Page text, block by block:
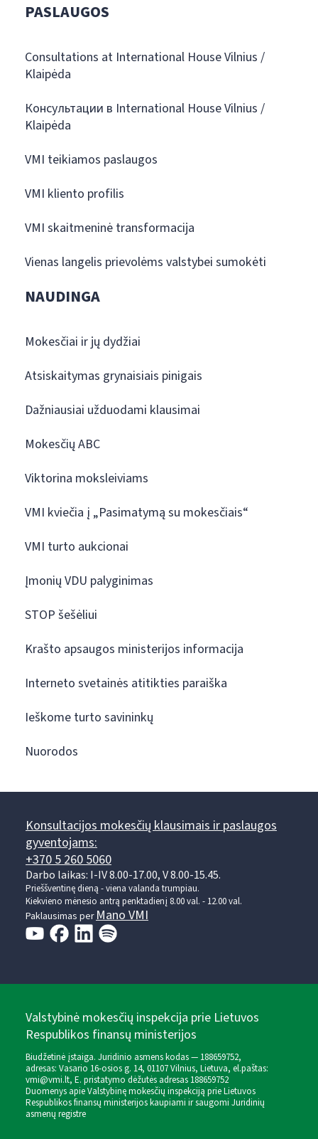
PASLAUGOS
Consultations at International House Vilnius /
Klaipėda
Консультации в International House Vilnius /
Klaipėda
VMI teikiamos paslaugos
VMI kliento profilis
VMI skaitmeninė transformacija
Vienas langelis prievolėms valstybei sumokėti
NAUDINGA
Mokesčiai ir jų dydžiai
Atsiskaitymas grynaisiais pinigais
Dažniausiai užduodami klausimai
Mokesčių ABC
Viktorina moksleiviams
VMI kviečia į „Pasimatymą su mokesčiais“
VMI turto aukcionai
Įmonių VDU palyginimas
STOP šešėliui
Krašto apsaugos ministerijos informacija
Interneto svetainės atitikties paraiška
Ieškome turto savininkų
Nuorodos
Konsultacijos mokesčių klausimais ir paslaugos
gyventojams:
+370 5 260 5060
Darbo laikas: I-IV 8.00-17.00, V 8.00-15.45.
Prieššventinę dieną - viena valanda trumpiau.
Kiekvieno mėnesio antrą penktadienį 8.00 val. - 12.00 val.
Paklausimas perMano VMI
Valstybinė mokesčių inspekcija prie Lietuvos
Respublikos finansų ministerijos
Biudžetinė įstaiga. Juridinio asmens kodas — 188659752,
adresas: Vasario 16-osios g. 14, 01107 Vilnius, Lietuva, el.paštas:
vmi@vmi.lt, E. pristatymo dėžutės adresas 188659752
Duomenys apie Valstybinę mokesčių inspekciją prie Lietuvos
Respublikos finansų ministerijos kaupiami ir saugomi Juridinių
asmenų registre